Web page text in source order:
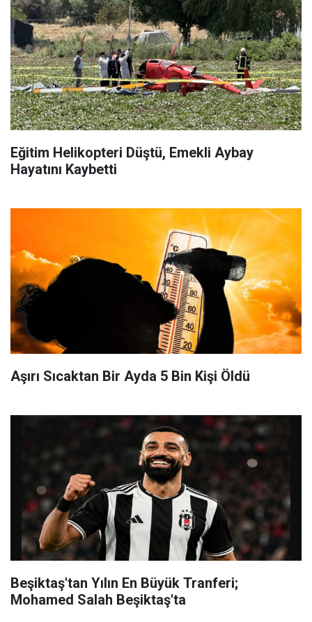
Eğitim Helikopteri Düştü, Emekli Aybay
Hayatını Kaybetti
Aşırı Sıcaktan Bir Ayda 5 Bin Kişi Öldü
Beşiktaş'tan Yılın En Büyük Tranferi;
Mohamed Salah Beşiktaş'ta